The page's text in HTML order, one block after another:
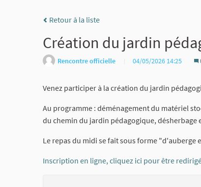
Retour à la liste
Création du jardin
Rencontre officielle 04/05/2026 14:25
Venez participer à la création du jardin
Au programme : déménagement du matériel
du chemin du jardin pédagogique,
Le repas du midi se fait sous forme "d'auberge
Inscription en ligne, cliquez ici pour être